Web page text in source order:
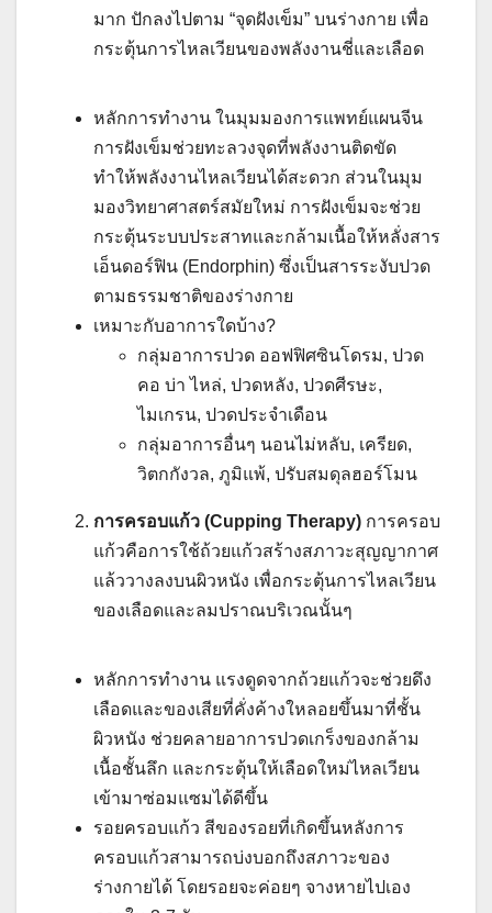
มาก ปักลงไปตาม “จุดฝังเข็ม” บนร่างกาย เพื่อ
กระตุ้นการไหลเวียนของพลังงานชี่และเลือด
หลักการทำงาน ในมุมมองการแพทย์แผนจีน
การฝังเข็มช่วยทะลวงจุดที่พลังงานติดขัด
ทำให้พลังงานไหลเวียนได้สะดวก ส่วนในมุม
มองวิทยาศาสตร์สมัยใหม่ การฝังเข็มจะช่วย
กระตุ้นระบบประสาทและกล้ามเนื้อให้หลั่งสาร
เอ็นดอร์ฟิน (Endorphin) ซึ่งเป็นสารระงับปวด
ตามธรรมชาติของร่างกาย
เหมาะกับอาการใดบ้าง?
กลุ่มอาการปวด ออฟฟิศซินโดรม, ปวด
คอ บ่า ไหล่, ปวดหลัง, ปวดศีรษะ,
ไมเกรน, ปวดประจำเดือน
กลุ่มอาการอื่นๆ นอนไม่หลับ, เครียด,
วิตกกังวล, ภูมิแพ้, ปรับสมดุลฮอร์โมน
การครอบแก้ว (Cupping Therapy) การครอบ
แก้วคือการใช้ถ้วยแก้วสร้างสภาวะสุญญากาศ
แล้ววางลงบนผิวหนัง เพื่อกระตุ้นการไหลเวียน
ของเลือดและลมปราณบริเวณนั้นๆ
หลักการทำงาน แรงดูดจากถ้วยแก้วจะช่วยดึง
เลือดและของเสียที่คั่งค้างใหลอยขึ้นมาที่ชั้น
ผิวหนัง ช่วยคลายอาการปวดเกร็งของกล้าม
เนื้อชั้นลึก และกระตุ้นให้เลือดใหม่ไหลเวียน
เข้ามาซ่อมแซมได้ดีขึ้น
รอยครอบแก้ว สีของรอยที่เกิดขึ้นหลังการ
ครอบแก้วสามารถบ่งบอกถึงสภาวะของ
ร่างกายได้ โดยรอยจะค่อยๆ จางหายไปเอง